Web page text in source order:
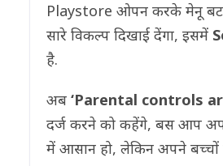
Playstore ओपन करके मेनू
सारे विकल्प दिखाई देंगा, इसमें
है.
अब ‘Parental controls
दर्ज करने को कहेंगे, बस आप
में आसान हो, लेकिन अपने